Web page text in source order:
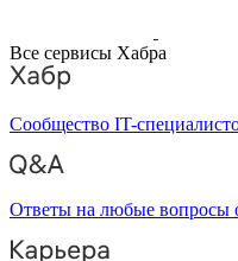
Все сервисы Хабра
Сообщество IT-
Ответы на любые вопросы